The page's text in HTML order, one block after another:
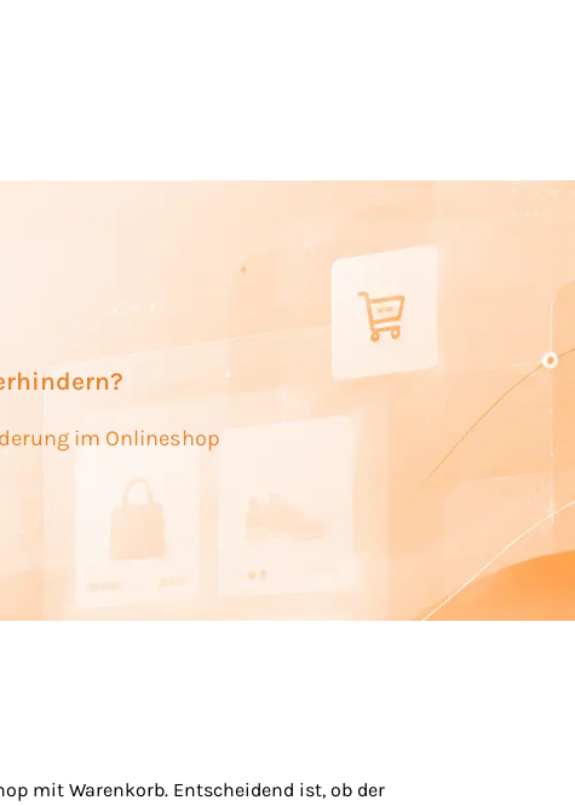
im Onlineshop
mit Warenkorb. Entscheidend ist, ob der